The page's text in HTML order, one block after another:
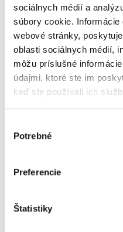
sociálnych médií a
súbory cookie.
webové stránky,
oblasti sociálnych médií,
môžu príslušné
údajmi, ktoré ste im
keď ste používali ich
súhlasu
Potrebné
Preferencie
Štatistiky
Súbory cookies tretích
prevádzku niektorých
napríklad prevádzku
Aplikácie.
Súbory cookies tretích
trackermi) môžete zmazať
štandardné súbory cookies.
Tretie osoby,
Vaše osobné
Prostredníctvom súborov
zlepšovanie a